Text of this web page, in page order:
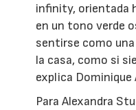
infinity, orientada
en un tono verde
sentirse como
la casa, como si
explica Dominique
Para Alexandra